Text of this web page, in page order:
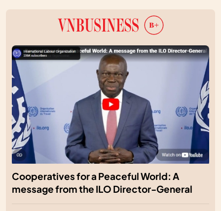
Cooperatives for a Peaceful World: A
message from the ILO Director-General